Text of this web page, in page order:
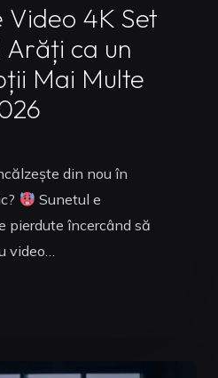
4K Set
Arăți ca un
Mai Multe
din nou în
Sunetul e
pierdute încercând să
video…